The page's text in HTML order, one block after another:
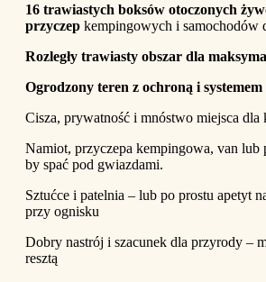
16 trawiastych boksów otoczonych
przyczep kempingowych i samochodów
Rozległy trawiasty obszar dla
Ogrodzony teren z ochroną i
Cisza, prywatność i mnóstwo miejsca dla
Namiot, przyczepa kempingowa, van lub
by spać pod gwiazdami.
Sztućce i patelnia – lub po prostu apetyt
przy ognisku
Dobry nastrój i szacunek dla przyrody –
resztą